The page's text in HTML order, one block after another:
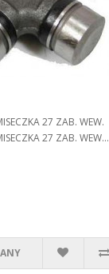
27 ZAB. WEW.
27 ZAB. WEW...